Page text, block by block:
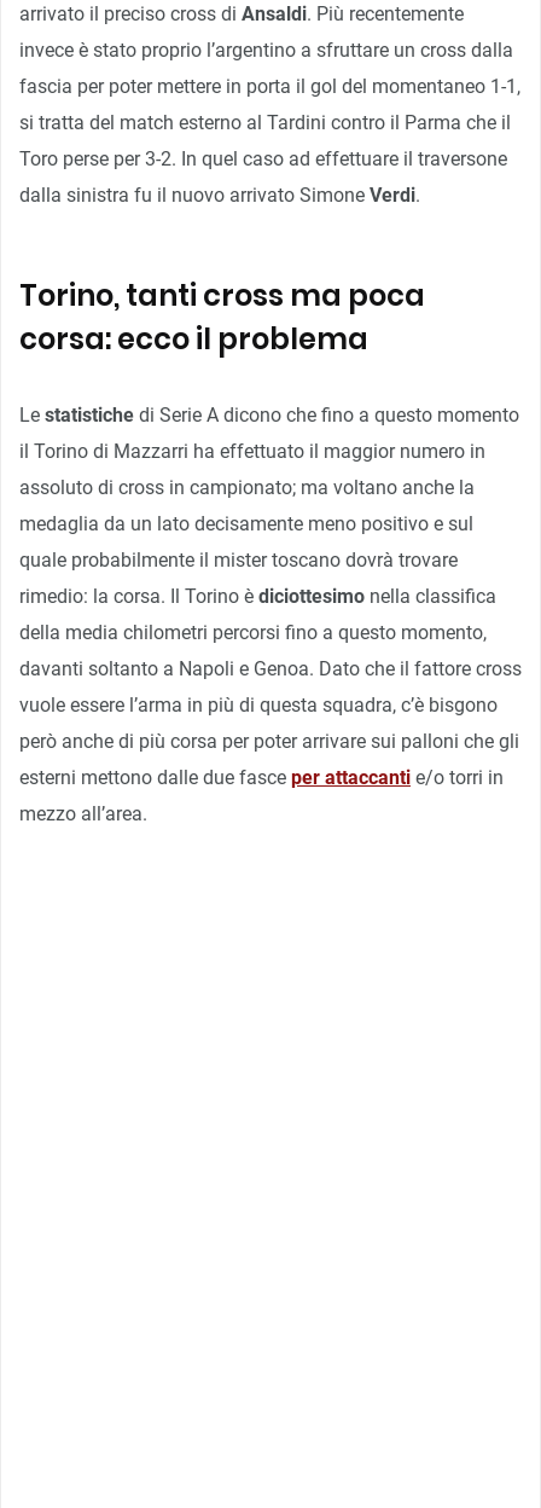
arrivato il preciso cross di Ansaldi. Più recentemente
invece è stato proprio l’argentino a sfruttare un cross dalla
fascia per poter mettere in porta il gol del momentaneo 1-1,
si tratta del match esterno al Tardini contro il Parma che il
Toro perse per 3-2. In quel caso ad effettuare il traversone
dalla sinistra fu il nuovo arrivato Simone Verdi.
Torino, tanti cross ma poca
corsa: ecco il problema
Le statistiche di Serie A dicono che fino a questo momento
il Torino di Mazzarri ha effettuato il maggior numero in
assoluto di cross in campionato; ma voltano anche la
medaglia da un lato decisamente meno positivo e sul
quale probabilmente il mister toscano dovrà trovare
rimedio: la corsa. Il Torino è diciottesimo nella classifica
della media chilometri percorsi fino a questo momento,
davanti soltanto a Napoli e Genoa. Dato che il fattore cross
vuole essere l’arma in più di questa squadra, c’è bisgono
però anche di più corsa per poter arrivare sui palloni che gli
esterni mettono dalle due fasce per attaccanti e/o torri in
mezzo all’area.